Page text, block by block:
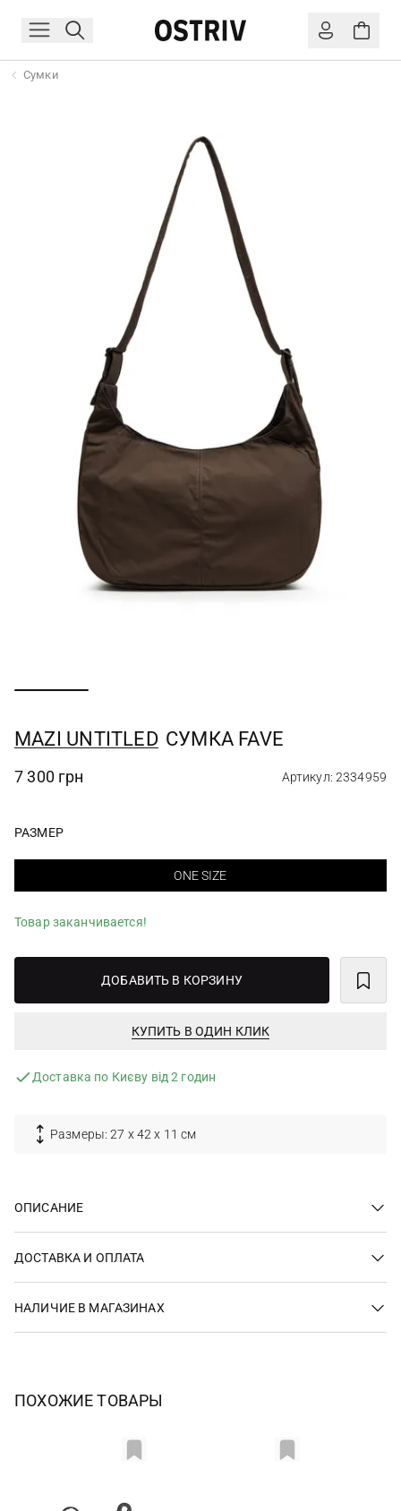
Сумки
MAZI UNTITLED СУМКА FAVE
7 300 грн Артикул: 2334959
РАЗМЕР
ONE SIZE
Товар заканчивается!
ДОБАВИТЬ В КОРЗИНУ
КУПИТЬ В ОДИН КЛИК
Доставка по Києву від 2 годин
Размеры: 27 х 42 х 11 см
ОПИСАНИЕ
ДОСТАВКА И ОПЛАТА
НАЛИЧИЕ В МАГАЗИНАХ
ПОХОЖИЕ ТОВАРЫ